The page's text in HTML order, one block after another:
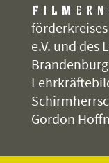
e.V. und des
Gordon